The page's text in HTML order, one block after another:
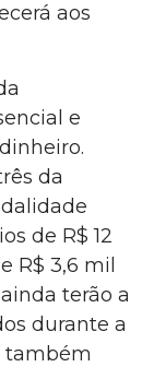
aos
e
da
de R$ 12
R$ 3,6 mil
terão a
durante a
também